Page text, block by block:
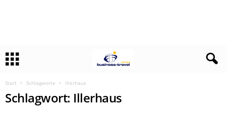
Start Schlagworte Illerhaus
Schlagwort: Illerhaus